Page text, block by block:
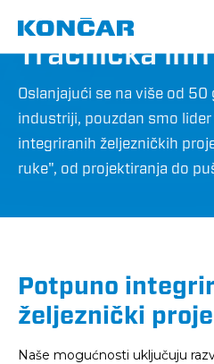
sadržajGlavna
navigacija
(mobile)
Tračnička
Oslanjajući se na više od
industriji, pouzdan smo
integriranih željezničkih
ruke", od projektiranja do
Potpuno
željeznički
Naše mogućnosti uključuju